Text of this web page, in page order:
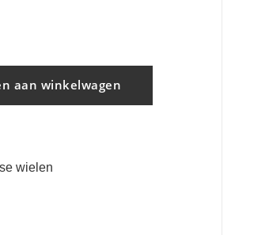
aan winkelwagen
wielen